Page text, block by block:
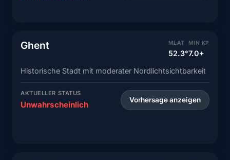
Ghent MLAT
52.3°
MIN KP
7.0+
Historische Stadt mit moderater Nordlichtsichtbarkeit
AKTUELLER STATUS
Unwahrscheinlich Vorhersage anzeigen